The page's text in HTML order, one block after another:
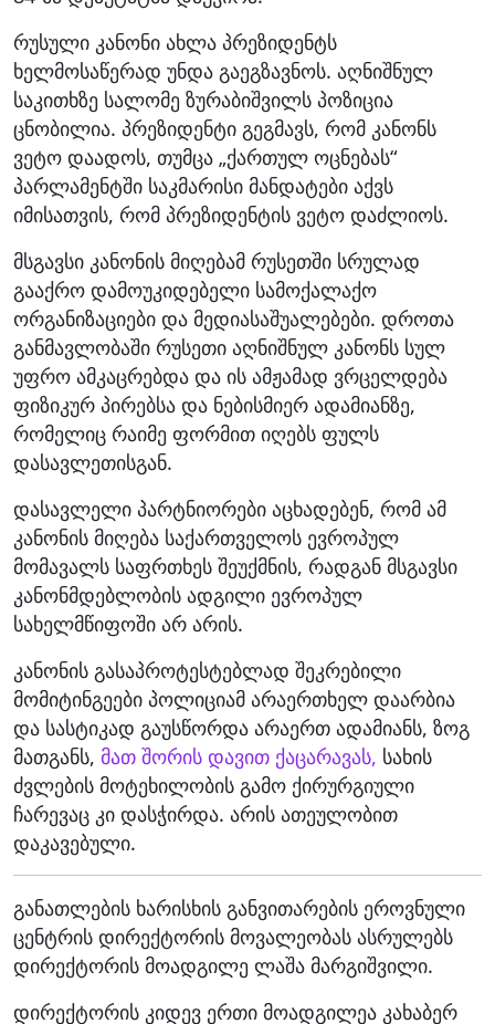
რუსული კანონი ახლა პრეზიდენტს
ხელმოსაწერად უნდა გაეგზავნოს. აღნიშნულ
საკითხზე სალომე ზურაბიშვილს პოზიცია
ცნობილია. პრეზიდენტი გეგმავს, რომ კანონს
ვეტო დაადოს, თუმცა „ქართულ ოცნებას“
პარლამენტში საკმარისი მანდატები აქვს
იმისათვის, რომ პრეზიდენტის ვეტო დაძლიოს.
მსგავსი კანონის მიღებამ რუსეთში სრულად
გააქრო დამოუკიდებელი სამოქალაქო
ორგანიზაციები და მედიასაშუალებები. დროთა
განმავლობაში რუსეთი აღნიშნულ კანონს სულ
უფრო ამკაცრებდა და ის ამჟამად ვრცელდება
ფიზიკურ პირებსა და ნებისმიერ ადამიანზე,
რომელიც რაიმე ფორმით იღებს ფულს
დასავლეთისგან.
დასავლელი პარტნიორები აცხადებენ, რომ ამ
კანონის მიღება საქართველოს ევროპულ
მომავალს საფრთხეს შეუქმნის, რადგან მსგავსი
კანონმდებლობის ადგილი ევროპულ
სახელმწიფოში არ არის.
კანონის გასაპროტესტებლად შეკრებილი
მომიტინგეები პოლიციამ არაერთხელ დაარბია
და სასტიკად გაუსწორდა არაერთ ადამიანს, ზოგ
მათგანს, მათ შორის დავით ქაცარავას, სახის
ძვლების მოტეხილობის გამო ქირურგიული
ჩარევაც კი დასჭირდა. არის ათეულობით
დაკავებული.
განათლების ხარისხის განვითარების ეროვნული
ცენტრის დირექტორის მოვალეობას ასრულებს
დირექტორის მოადგილე ლაშა მარგიშვილი.
დირექტორის კიდევ ერთი მოადგილეა კახაბერ